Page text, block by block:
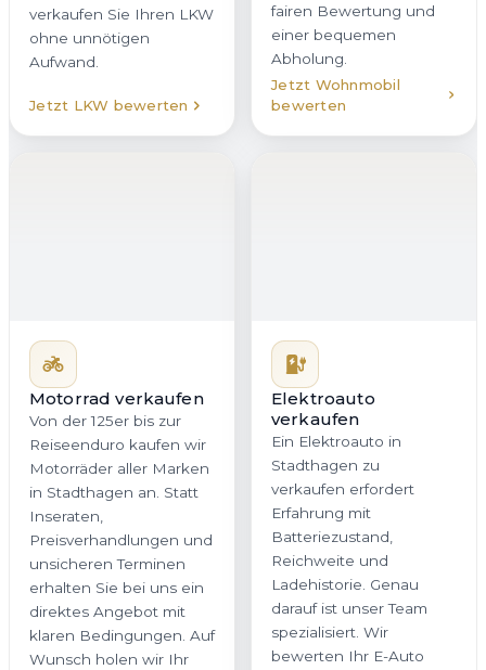
verkaufen Sie Ihren LKW
ohne unnötigen
Aufwand.
Jetzt LKW bewerten
fairen Bewertung und
einer bequemen
Abholung.
Jetzt Wohnmobil
bewerten
Motorrad verkaufen
Von der 125er bis zur
Reiseenduro kaufen wir
Motorräder aller Marken
in Stadthagen an. Statt
Inseraten,
Preisverhandlungen und
unsicheren Terminen
erhalten Sie bei uns ein
direktes Angebot mit
klaren Bedingungen. Auf
Wunsch holen wir Ihr
Elektroauto
verkaufen
Ein Elektroauto in
Stadthagen zu
verkaufen erfordert
Erfahrung mit
Batteriezustand,
Reichweite und
Ladehistorie. Genau
darauf ist unser Team
spezialisiert. Wir
bewerten Ihr E-Auto